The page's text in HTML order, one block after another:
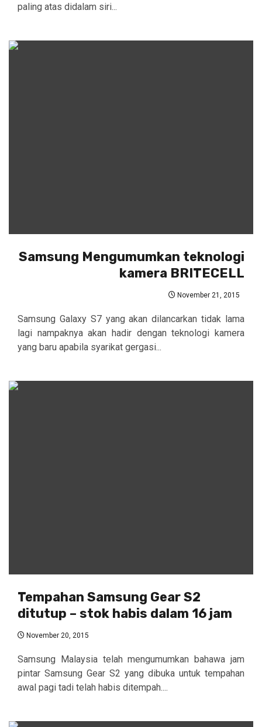
paling atas didalam siri...
Samsung Mengumumkan teknologi
kamera BRITECELL
November 21, 2015
Samsung Galaxy S7 yang akan dilancarkan tidak lama
lagi nampaknya akan hadir dengan teknologi kamera
yang baru apabila syarikat gergasi...
Tempahan Samsung Gear S2
ditutup – stok habis dalam 16 jam
November 20, 2015
Samsung Malaysia telah mengumumkan bahawa jam
pintar Samsung Gear S2 yang dibuka untuk tempahan
awal pagi tadi telah habis ditempah....